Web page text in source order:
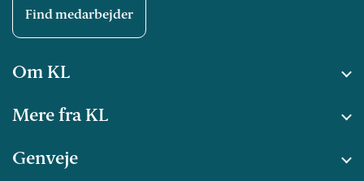
Find medarbejder
Om KL
Mere fra KL
Genveje